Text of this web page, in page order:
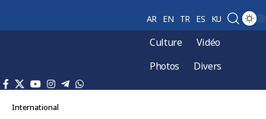
AR EN TR ES KU
Culture
Vidéo
Photos
Divers
International